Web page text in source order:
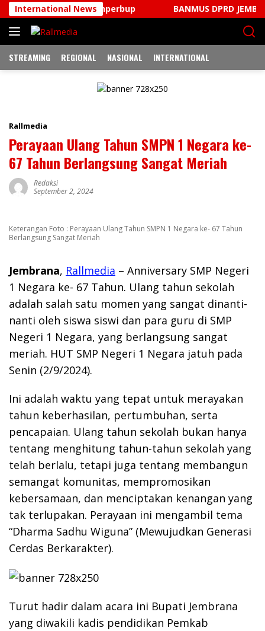
Langsung
ke
konten
International News
Dan Ranperbup BANMUS DPRD JEMBRANA
STREAMING REGIONAL NASIONAL INTERNATIONAL
Rallmedia
Perayaan Ulang Tahun SMPN 1 Negara ke-
67 Tahun Berlangsung Sangat Meriah
Redaksi
September 2, 2024
Keterangan Foto : Perayaan Ulang Tahun SMPN 1 Negara ke- 67 Tahun
Berlangsung Sangat Meriah
Jembrana, Rallmedia – Anniversary SMP Negeri
1 Negara ke- 67 Tahun. Ulang tahun sekolah
adalah salah satu momen yang sangat dinanti-
nanti oleh siswa siswi dan para guru di SMP
Negeri 1 Negara, yang berlangsung sangat
meriah. HUT SMP Negeri 1 Negara jatuh pada
Senin (2/9/2024).
Ini adalah waktu yang tepat untuk merayakan
tahun keberhasilan, pertumbuhan, serta
pencapaian. Ulang tahun sekolah bukan hanya
tentang menghitung tahun-tahun sekolah yang
telah berlalu, tetapi juga tentang membangun
semangat komunitas, mempromosikan
kebersamaan, dan menciptakan kenangan yang
tak terlupakan. Perayaan ini mengambil tema
“Dharma Sadhu Wiguna” (Mewujudkan Generasi
Cerdas Berkarakter).
Turut hadir dalam acara ini Bupati Jembrana
yang diwakili kadis pendidikan Pemkab